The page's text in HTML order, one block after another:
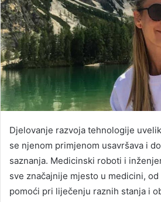
Djelovanje razvoja tehnologije
se njenom primjenom usavršava i
saznanja. Medicinski roboti i
sve značajnije mjesto u medicini,
pomoći pri liječenju raznih stanja i